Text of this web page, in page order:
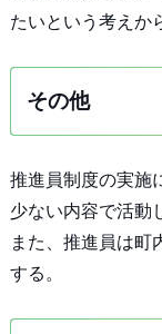
たいという考えか
その他
推進員制度の実施
少ない内容で活動
また、推進員は町
する。